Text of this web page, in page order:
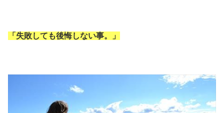
「失敗しても後悔しない事。」